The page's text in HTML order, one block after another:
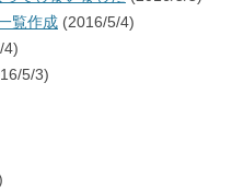
覧作成 (2016/5/4)
4)
5/3)